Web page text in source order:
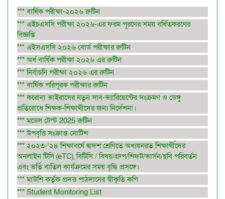
*** বার্ষিক পরীক্ষা-২০২৬ রুটিন
*** এইচএসসি পরীক্ষা ২০২৬-এর ফরম পূরণের সময় বর্ধিতকরণের
বিজ্ঞপ্তি
*** এইসএসসি ২০২৬ বোর্ড পরীক্ষার রুটিন
*** অর্ধ বার্ষিক পরীক্ষা ২০২৬ এর রুটিন
*** নির্বাচনি পরীক্ষা ২০২৬ এর রুটিন
*** বার্ষিক পরিপূরক পরীক্ষার রুটিন
*** করোনা ভাইরাসের নতুন সাব-ভ্যারিয়েন্টের সংক্রমণ ও ডেঙ্গু
প্রতিরোধে শিক্ষক-শিক্ষাথীদের জন্য নির্দেশনা।
*** মডেল টেস্ট 2025 রুটিন
*** উপবৃত্তি সংক্রান্ত নোটিশ
*** ২০২৩-’২৪ শিক্ষাবর্ষে দ্বাদশ শ্রেণিতে অধ্যয়নরত শিক্ষার্থীদের
অনলাইন টিসি (eTC), বিটিসি / বিষয়/গ্রুপ/শিফট/ভার্সন/ছবি পরিবর্তন
এবং ভর্তি বাতিল কার্যক্রমের সময় বৃদ্ধি প্রসঙ্গে।
*** মাউশি কর্তৃক প্রদত্ত পাঠদানের স্বীকৃতি কপি
*** Student Monitoring List